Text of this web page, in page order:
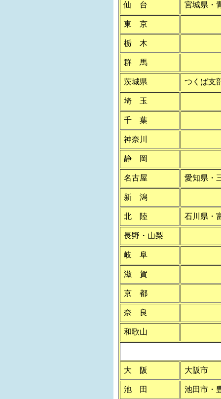
仙 台 宮城県・
東 京
栃 木
群 馬
茨城県 つくば支
埼 玉
千 葉
神奈川
静 岡
名古屋 愛知県・
新 潟
北 陸 石川県・
長野・山梨
岐 阜
滋 賀
京 都
奈 良
和歌山
大 阪 大阪市
池 田 池田市・